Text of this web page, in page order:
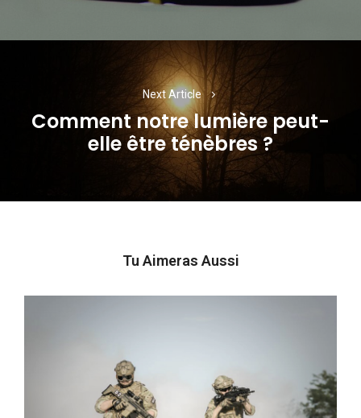
Next Article
Next
post:
Comment notre lumière peut-
elle être ténèbres ?
Tu Aimeras Aussi